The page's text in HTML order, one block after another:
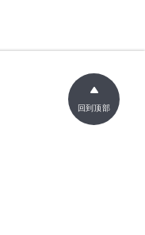
回到顶部